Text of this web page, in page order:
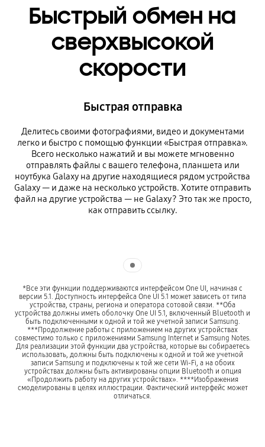
Быстрый обмен на
сверхвысокой
скорости
Быстрая отправка
Делитесь своими фотографиями, видео и документами
легко и быстро с помощью функции «Быстрая отправка».
Всего несколько нажатий и вы можете мгновенно
отправлять файлы с вашего телефона, планшета или
ноутбука Galaxy на другие находящиеся рядом устройства
Galaxy — и даже на несколько устройств. Хотите отправить
файл на другие устройства — не Galaxy? Это так же просто,
как отправить ссылку.
*Все эти функции поддерживаются интерфейсом One UI, начиная с
версии 5.1. Доступность интерфейса One UI 5.1 может зависеть от типа
устройства, страны, региона и оператора сотовой связи. **Оба
устройства должны иметь оболочку One UI 5.1, включенный Bluetooth и
быть подключенными к одной и той же учетной записи Samsung.
***Продолжение работы с приложением на других устройствах
совместимо только с приложениями Samsung Internet и Samsung Notes.
Для реализации этой функции два устройства, которые вы собираетесь
использовать, должны быть подключены к одной и той же учетной
записи Samsung и подключены к той же сети Wi-Fi, а на обоих
устройствах должны быть активированы опции Bluetooth и опция
«Продолжить работу на других устройствах». ****Изображения
смоделированы в целях иллюстрации. Фактический интерфейс может
отличаться.